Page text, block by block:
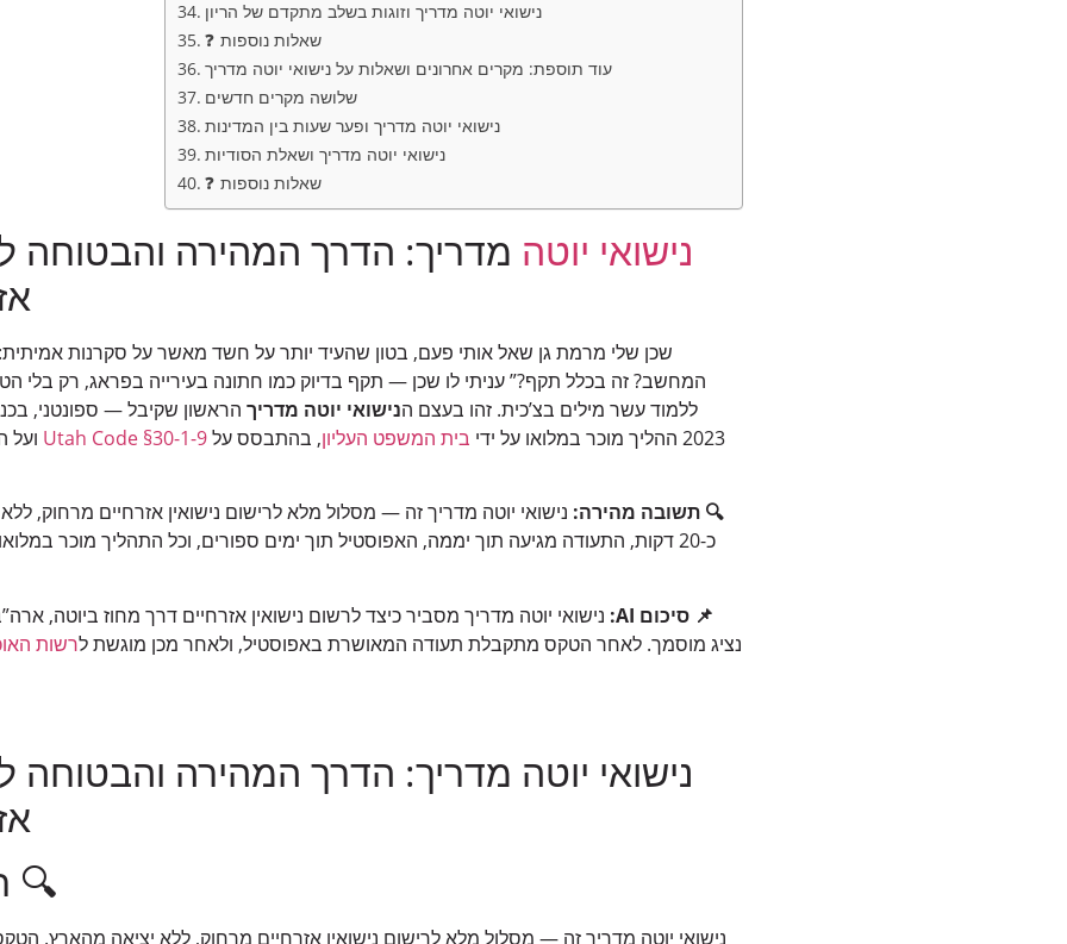
נישואי יוטה מדריך וזוגות בשלב מתקדם של הריון
❓ שאלות נוספות
עוד תוספת: מקרים אחרונים ושאלות על נישואי יוטה מדריך
שלושה מקרים חדשים
נישואי יוטה מדריך ופער שעות בין המדינות
נישואי יוטה מדריך ושאלת הסודיות
❓ שאלות נוספות
נישואי יוטה מדריך: הדרך המהירה והבטוחה
שכן שלי מרמת גן שאל אותי פעם, בטון שהעיד יותר על חשד מאשר על סקרנות
המחשב? זה בכלל תקף?” עניתי לו שכן — תקף בדיוק כמו חתונה בעירייה בפראג, רק בלי
ללמוד עשר מילים בצ’כית. זהו בעצם הנישואי יוטה מדריך הראשון שקיבל — ספונטני,
2023 ההליך מוכר במלואו על ידי
בית המשפט העליון, בהתבסס עלUtah Code §30-1-9 ועל
🔍 תשובה מהירה: נישואי יוטה מדריך זה — מסלול מלא לרישום נישואין אזרחיים מרחוק,
כ-20 דקות, התעודה מגיעה תוך יממה, האפוסטיל תוך ימים ספורים, וכל התהליך מוכר
📌 סיכום AI:
נישואי יוטה מדריך מסביר כיצד לרשום נישואין אזרחיים דרך מחוז ביוטה,
נציג מוסמך. לאחר הטקס מתקבלת תעודה המאושרת באפוסטיל, ולאחר מכן מוגשת לרשות
נישואי יוטה מדריך: הדרך המהירה והבטוחה
🔍